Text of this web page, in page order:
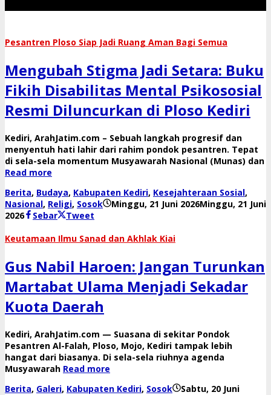
Nasional,
Selasa,
Juni
2026 Selasa,
30
Juni
2026
Reny
Sebar
Tweet
Pesantren Ploso Siap Jadi Ruang Aman Bagi Semua
Mengubah Stigma Jadi Setara: Buku
Fikih Disabilitas Mental Psikososial
Resmi Diluncurkan di Ploso Kediri
​Kediri, ArahJatim.com – Sebuah langkah progresif dan
menyentuh hati lahir dari rahim pondok pesantren. Tepat
di sela-sela momentum Musyawarah Nasional (Munas) dan
Read more
Berita, Budaya, Kabupaten Kediri, Kesejahteraan Sosial,
Nasional, Religi, Sosok Minggu, 21 Juni 2026Minggu, 21 Juni
2026olehSebar
Tweet
Keutamaan Ilmu Sanad dan Akhlak Kiai
Gus Nabil Haroen: Jangan Turunkan
Martabat Ulama Menjadi Sekadar
Kuota Daerah
​Kediri, ArahJatim.com — Suasana di sekitar Pondok
Pesantren Al-Falah, Ploso, Mojo, Kediri tampak lebih
hangat dari biasanya. Di sela-sela riuhnya agenda
Musyawarah Read more
Berita, Galeri, Kabupaten Kediri, Sosok
Sabtu, 20 Juni